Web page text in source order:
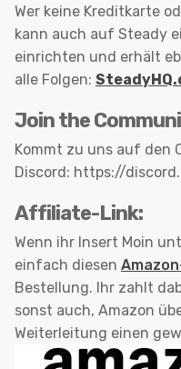
Wer keine Kreditkarte
kann auch auf Steady
einrichten und erhält
alle Folgen:
Join the
Kommt zu uns auf den
Discord: https://
Affiliate-Link:
Wenn ihr Insert Moin
einfach diesen
Bestellung. Ihr zahlt
sonst auch, Amazon
Weiterleitung einen